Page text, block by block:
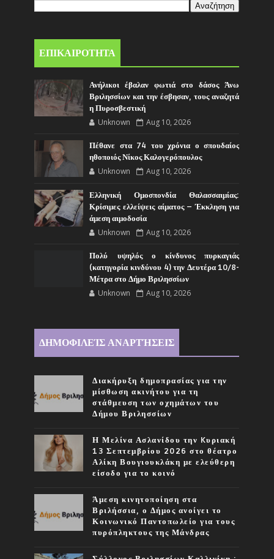
ΕΠΙΚΑΙΡΟΤΗΤΑ
Ανήλικοι έβαλαν φωτιά στο δάσος Άνω
Βριλησσίων και την έσβησαν, τους αναζητά
η Πυροσβεστική
Unknown Aug 10, 2026
Πέθανε στα 74 του χρόνια ο σπουδαίος
ηθοποιός Νίκος Καλογερόπουλος
Unknown Aug 10, 2026
Ελληνική Ομοσπονδία Θαλασσαιμίας:
Κρίσιμες ελλείψεις αίματος – Έκκληση για
άμεση αιμοδοσία
Unknown Aug 10, 2026
Πολύ υψηλός ο κίνδυνος πυρκαγιάς
(κατηγορία κινδύνου 4) την Δευτέρα 10/8-
Μέτρα στο Δήμο Βριλησσίων
Unknown Aug 10, 2026
ΔΗΜΟΦΙΛΕΊΣ ΑΝΑΡΤΉΣΕΙΣ
Διακήρυξη δημοπρασίας για την
μίσθωση ακινήτου για τη
στάθμευση των οχημάτων του
Δήμου Βριλησσίων
Η Μελίνα Ασλανίδου την Kυριακή
13 Σεπτεμβρίου 2026 στο θέατρο
Αλίκη Βουγιουκλάκη με ελεύθερη
είσοδο για το κοινό
Άμεση κινητοποίηση στα
Βριλήσσια, ο Δήμος ανοίγει το
Κοινωνικό Παντοπωλείο για τους
πυρόπληκτους της Μάνδρας